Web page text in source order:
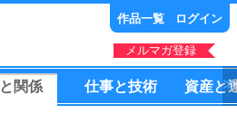
作品一覧 ログイン
メルマガ登録
と 関係 仕事と技術 資産と